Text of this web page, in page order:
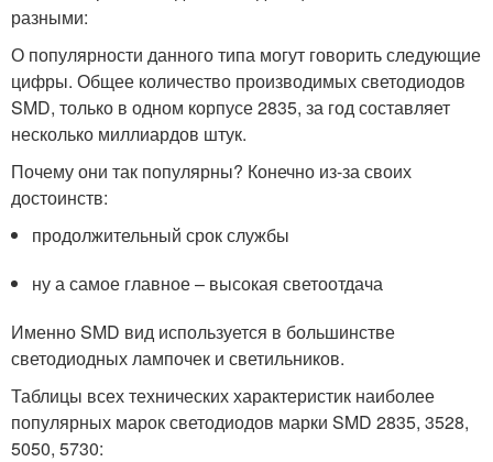
разными:
О популярности данного типа могут говорить следующие
цифры. Общее количество производимых светодиодов
SMD, только в одном корпусе 2835, за год составляет
несколько миллиардов штук.
Почему они так популярны? Конечно из-за своих
достоинств:
продолжительный срок службы
ну а самое главное – высокая светоотдача
Именно SMD вид используется в большинстве
светодиодных лампочек и светильников.
Таблицы всех технических характеристик наиболее
популярных марок светодиодов марки SMD 2835, 3528,
5050, 5730: